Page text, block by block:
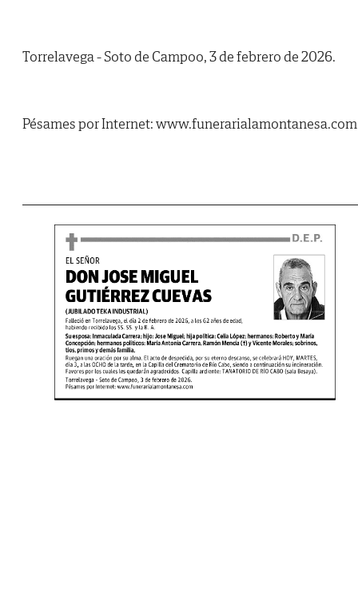
Torrelavega - Soto de Campoo, 3 de febrero de 2026.
Pésames por Internet: www.funerarialamontanesa.com